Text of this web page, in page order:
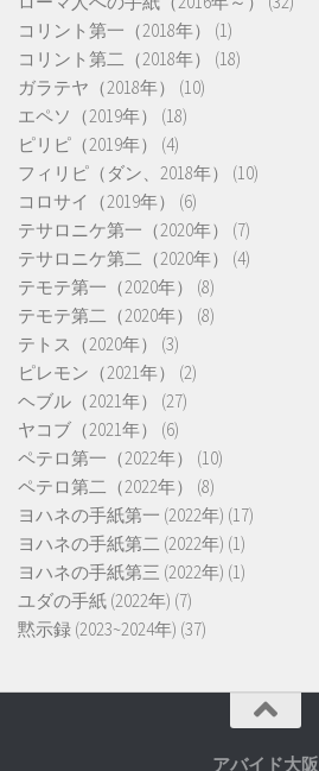
コリント第一（2018年）
(1)
コリント第二（2018年）
(18)
ガラテヤ（2018年）
(10)
エペソ（2019年）
(18)
ピリピ（2019年）
(4)
フィリピ（ダン、2018年）
(10)
コロサイ（2019年）
(6)
テサロニケ第一（2020年）
(7)
テサロニケ第二（2020年）
(4)
テモテ第一（2020年）
(8)
テモテ第二（2020年）
(8)
テトス（2020年）
(3)
ピレモン（2021年）
(2)
ヘブル（2021年）
(27)
ヤコブ（2021年）
(6)
ペテロ第一（2022年）
(10)
ペテロ第二（2022年）
(8)
ヨハネの手紙第一 (2022年) (17)
ヨハネの手紙第二 (2022年) (1)
ヨハネの手紙第三 (2022年) (1)
ユダの手紙 (2022年) (7)
黙示録 (2023~2024年) (37)
アバイド大阪